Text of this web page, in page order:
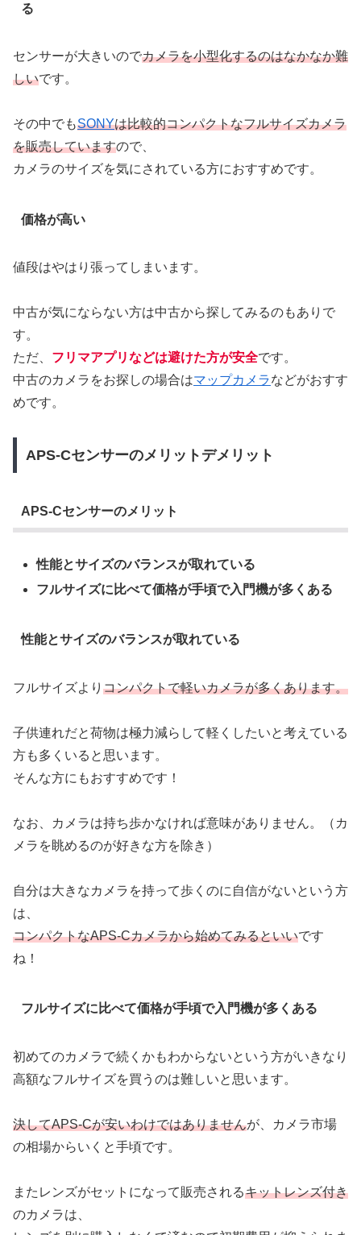
る
センサーが大きいのでカメラを小型化するのはなかなか難
しいです。
その中でもSONYは比較的コンパクトなフルサイズカメラ
を販売していますので、
カメラのサイズを気にされている方におすすめです。
価格が高い
値段はやはり張ってしまいます。
中古が気にならない方は中古から探してみるのもありで
す。
ただ、 フリマアプリなどは避けた方が安全です。
中古のカメラをお探しの場合はマップカメラなどがおすす
めです。
APS-Cセンサーのメリットデメリット
APS-Cセンサーのメリット
性能とサイズのバランスが取れている
フルサイズに比べて価格が手頃で入門機が多くある
性能とサイズのバランスが取れている
フルサイズより コンパクトで軽いカメラが多くあります。
子供連れだと荷物は極力減らして軽くしたいと考えている
方も多くいると思います。
そんな方にもおすすめです！
なお、カメラは持ち歩かなければ意味がありません。（カ
メラを眺めるのが好きな方を除き）
自分は大きなカメラを持って歩くのに自信がないという方
は、
コンパクトなAPS-Cカメラから始めてみるといいです
ね！
フルサイズに比べて価格が手頃で入門機が多くある
初めてのカメラで続くかもわからないという方がいきなり
高額なフルサイズを買うのは難しいと思います。
決してAPS-Cが安いわけではありませんが、カメラ市場
の相場からいくと手頃です。
またレンズがセットになって販売されるキットレンズ付き
のカメラは、